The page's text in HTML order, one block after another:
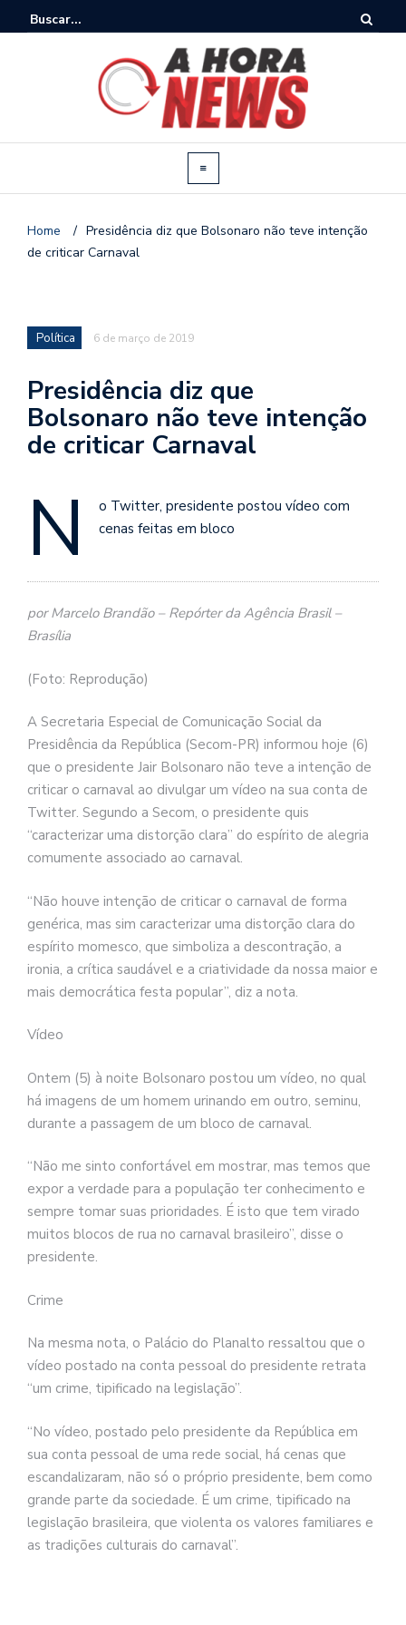
Home / Presidência diz que Bolsonaro não teve intenção
de criticar Carnaval
Política 6 de março de 2019
Presidência diz que
Bolsonaro não teve intenção
de criticar Carnaval
N
o Twitter, presidente postou vídeo com
cenas feitas em bloco
por Marcelo Brandão – Repórter da Agência Brasil –
Brasília
(Foto: Reprodução)
A Secretaria Especial de Comunicação Social da
Presidência da República (Secom-PR) informou hoje (6)
que o presidente Jair Bolsonaro não teve a intenção de
criticar o carnaval ao divulgar um vídeo na sua conta de
Twitter. Segundo a Secom, o presidente quis
“caracterizar uma distorção clara” do espírito de alegria
comumente associado ao carnaval.
“Não houve intenção de criticar o carnaval de forma
genérica, mas sim caracterizar uma distorção clara do
espírito momesco, que simboliza a descontração, a
ironia, a crítica saudável e a criatividade da nossa maior e
mais democrática festa popular”, diz a nota.
Vídeo
Ontem (5) à noite Bolsonaro postou um vídeo, no qual
há imagens de um homem urinando em outro, seminu,
durante a passagem de um bloco de carnaval.
“Não me sinto confortável em mostrar, mas temos que
expor a verdade para a população ter conhecimento e
sempre tomar suas prioridades. É isto que tem virado
muitos blocos de rua no carnaval brasileiro”, disse o
presidente.
Crime
Na mesma nota, o Palácio do Planalto ressaltou que o
vídeo postado na conta pessoal do presidente retrata
“um crime, tipificado na legislação”.
“No vídeo, postado pelo presidente da República em
sua conta pessoal de uma rede social, há cenas que
escandalizaram, não só o próprio presidente, bem como
grande parte da sociedade. É um crime, tipificado na
legislação brasileira, que violenta os valores familiares e
as tradições culturais do carnaval”.